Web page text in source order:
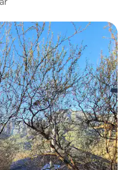
„Odabrali gosti”